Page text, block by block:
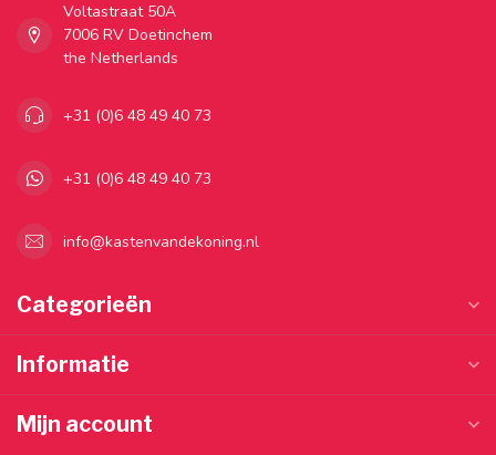
Voltastraat 50A
7006 RV Doetinchem
the Netherlands
+31 (0)6 48 49 40 73
+31 (0)6 48 49 40 73
info@kastenvandekoning.nl
Categorieën
Informatie
Mijn account